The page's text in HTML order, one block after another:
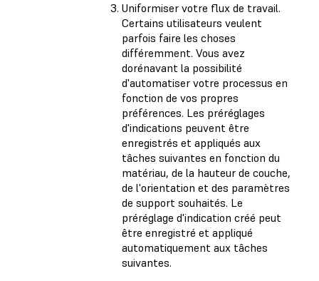
Uniformiser votre flux de travail.
Certains utilisateurs veulent
parfois faire les choses
différemment. Vous avez
dorénavant la possibilité
d'automatiser votre processus en
fonction de vos propres
préférences. Les préréglages
d'indications peuvent être
enregistrés et appliqués aux
tâches suivantes en fonction du
matériau, de la hauteur de couche,
de l'orientation et des paramètres
de support souhaités. Le
préréglage d'indication créé peut
être enregistré et appliqué
automatiquement aux tâches
suivantes.